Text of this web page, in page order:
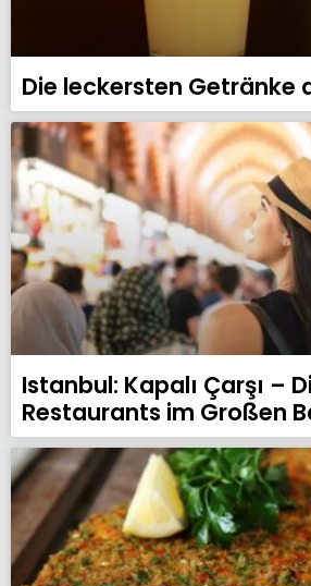
Die leckersten Getränke
Istanbul: Kapalı Çarşı –
Restaurants im Großen